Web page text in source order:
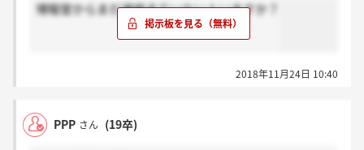
博報堂からまだ連絡きていない人いますか？
2018年11月24日 10:40
PPP さん (19卒)